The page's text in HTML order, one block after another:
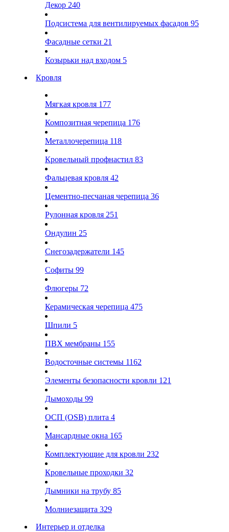
Декор 240
Подсистема для вентилируемых фасадов 95
Фасадные сетки 21
Козырьки над входом 5
Кровля
Мягкая кровля 177
Композитная черепица 176
Металлочерепица 118
Кровельный профнастил 83
Фальцевая кровля 42
Цементно-песчаная черепица 36
Рулонная кровля 251
Ондулин 25
Снегозадержатели 145
Софиты 99
Флюгеры 72
Керамическая черепица 475
Шпили 5
ПВХ мембраны 155
Водосточные системы 1162
Элементы безопасности кровли 121
Дымоходы 99
ОСП (OSB) плита 4
Мансардные окна 165
Комплектующие для кровли 232
Кровельные проходки 32
Дымники на трубу 85
Молниезащита 329
Интерьер и отделка